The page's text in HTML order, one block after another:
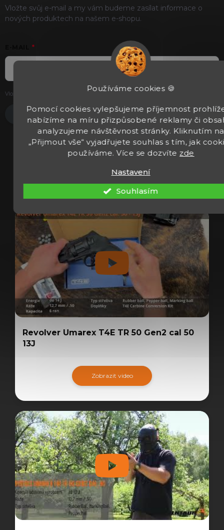
Používáme cookies 🍪
Pomocí cookies vylepšujeme příjemnost
nabízíme na míru přizpůsobené reklamy či
analyzujeme návštěvnost stránky. Kliknutím na
„Přijmout vše“ vyjadřujete souhlas s tím, jak
používáme. Více se dozvíte zde
Nastavení
Souhlasím
Vložte svůj e-mail a my vám budeme zasílat informace o
nových produktech na našem e-shopu.
Vložením e-mailu souhlasíte s
Přihlásit se
Revolver Umarex T4E TR 50 Gen2 cal 50
13J
Zobrazit video